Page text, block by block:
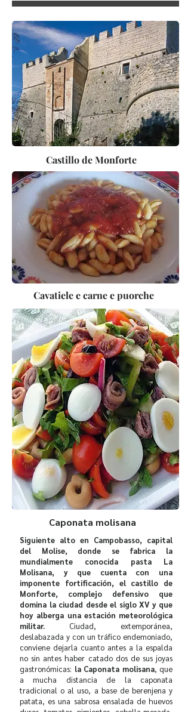
Castillo de Monforte
Cavatiele e carne e puorche
Caponata molisana
Siguiente alto en Campobasso, capital
del Molise, donde se fabrica la
mundialmente conocida pasta La
Molisana, y que cuenta con una
imponente fortificación, el castillo de
Monforte, complejo defensivo que
domina la ciudad desde el siglo XV y que
hoy alberga una estación meteorológica
militar. Ciudad, extemporánea,
deslabazada y con un tráfico endemoniado,
conviene dejarla cuanto antes a la espalda
no sin antes haber catado dos de sus joyas
gastronómicas: la Caponata molisana, que
a mucha distancia de la caponata
tradicional o al uso, a base de berenjena y
patata, es una sabrosa ensalada de huevos